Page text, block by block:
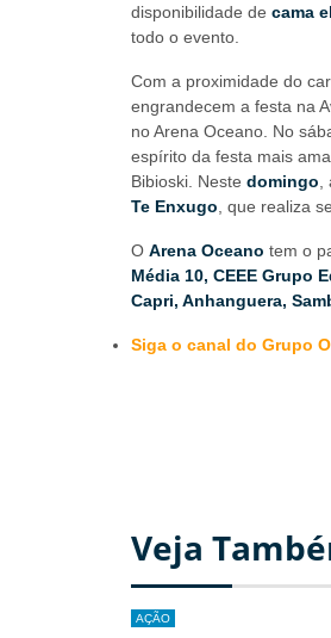
disponibilidade de cama
todo o evento.
Com a proximidade do
engrandecem a festa na
no Arena Oceano. No
espírito da festa mais
Bibioski. Neste domingo
Te Enxugo , que realiza
O Arena Oceano tem o
Média 10, CEEE Grupo
Capri, Anhanguera,
Siga o canal do Grupo
Veja
AÇÃO